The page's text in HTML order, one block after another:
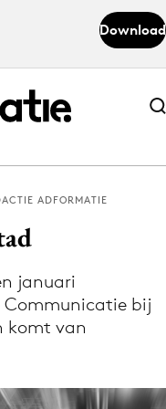
Download
Abonneer nu
Abonneer nu
de Adformatie
ADFORMATIE
januari
bij
komt van